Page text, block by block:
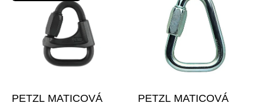
PETZL MATICOVÁ
PETZL MATICOVÁ